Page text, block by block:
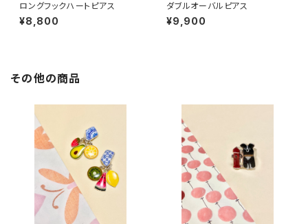
ロングフックハートピアス
¥8,800
ダブルオーバルピアス
¥9,900
その他の商品